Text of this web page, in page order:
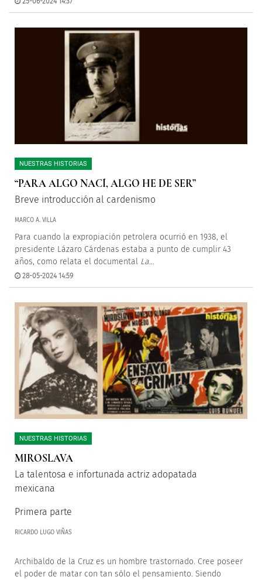
NUESTRAS HISTORIAS
“PARA ALGO NACÍ, ALGO HE DE SER”
Breve introducción al cardenismo
MARCO A. VILLA
Para cuando la expropiación petrolera ocurrió en 1938, el
presidente Lázaro Cárdenas estaba a punto de cumplir 43
años, como relata el documental La...
28-05-2024 14:59
NUESTRAS HISTORIAS
MIROSLAVA
La talentosa e infortunada actriz adopatada
mexicana
Primera parte
RICARDO LUGO VIÑAS
Archibaldo de la Cruz es un hombre trastornado. Cree poseer
el poder de matar con tan sólo el pensamiento. Siendo